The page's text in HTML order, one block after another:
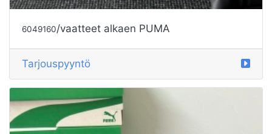
6049160/vaatteet alkaen PUMA
Tarjouspyyntö